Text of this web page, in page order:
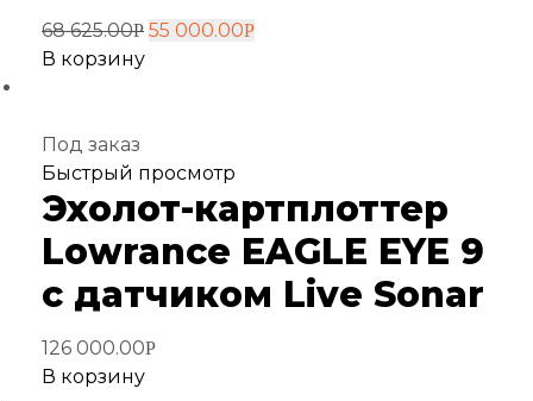
68 625.00Р 55 000.00Р
В корзину
Под заказ
Добавить
в
Быстрый просмотр
Эхолот-картплоттер
Lowrance EAGLE EYE 9
с датчиком Live Sonar
126 000.00Р
В корзину